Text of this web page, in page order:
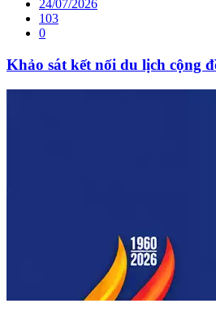
24/07/2026
103
0
Khảo sát kết nối du lịch cộng